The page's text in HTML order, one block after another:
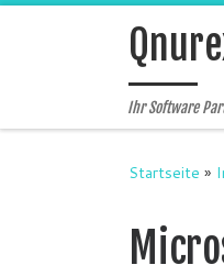
Zum Inhalt springen
Ihr Software
Startseite »